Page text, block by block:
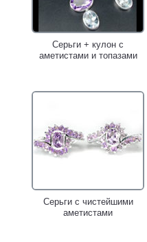
Серьги + кулон с
аметистами и топазами
Серьги с чистейшими
аметистами